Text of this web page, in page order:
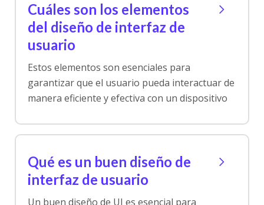
Cuáles son los elementos
del diseño de interfaz de
usuario
Estos elementos son esenciales para
garantizar que el usuario pueda interactuar de
manera eficiente y efectiva con un dispositivo
Qué es un buen diseño de
interfaz de usuario
Un buen diseño de UI es esencial para